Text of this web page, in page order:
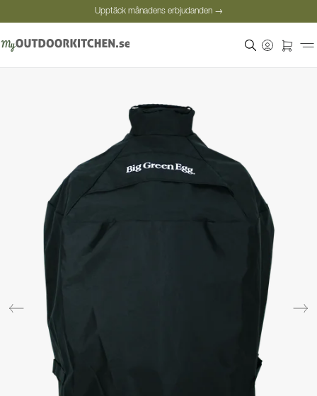
Upptäck månadens erbjudanden →